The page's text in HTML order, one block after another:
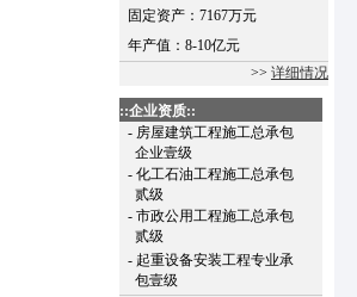
固定资产：7167万元
年产值：8-10亿元
>> 详细情况
::企业资质::
- 房屋建筑工程施工总承包
企业壹级
- 化工石油工程施工总承包
贰级
- 市政公用工程施工总承包
贰级
- 起重设备安装工程专业承
包壹级